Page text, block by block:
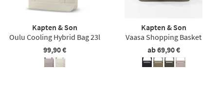
Kapten & Son
Oulu Cooling Hybrid Bag 23l
99,90 €
Kapten & Son
Vaasa Shopping Basket
ab 69,90 €